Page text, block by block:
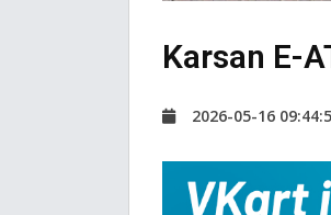
Karsan E-
2026-05-16